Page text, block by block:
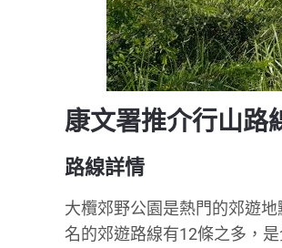
康文署推介行山路
路線詳情
大欖郊野公園是熱門的郊遊
名的郊遊路線有12條之多，